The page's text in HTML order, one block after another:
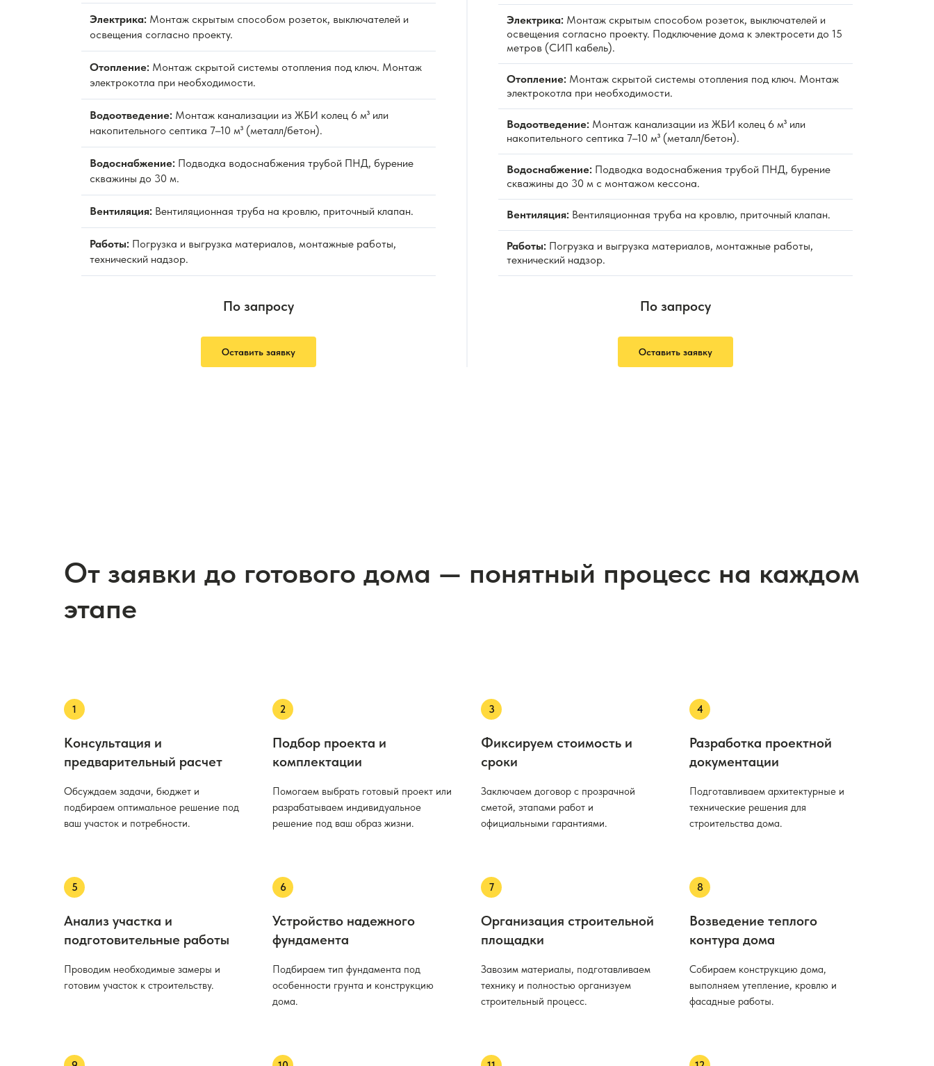
Электрика: Монтаж скрытым способом розеток, выключателей и
освещения согласно проекту.
Отопление: Монтаж скрытой системы отопления под ключ. Монтаж
электрокотла при необходимости.
Водоотведение: Монтаж канализации из ЖБИ колец 6 м³ или
накопительного септика 7–10 м³ (металл/бетон).
Водоснабжение: Подводка водоснабжения трубой ПНД, бурение
скважины до 30 м.
Вентиляция: Вентиляционная труба на кровлю, приточный клапан.
Работы: Погрузка и выгрузка материалов, монтажные работы,
технический надзор.
По запросу
Оставить заявку
Электрика: Монтаж скрытым способом розеток, выключателей и
освещения согласно проекту. Подключение дома к электросети до 15
метров (СИП кабель).
Отопление: Монтаж скрытой системы отопления под ключ. Монтаж
электрокотла при необходимости.
Водоотведение: Монтаж канализации из ЖБИ колец 6 м³ или
накопительного септика 7–10 м³ (металл/бетон).
Водоснабжение: Подводка водоснабжения трубой ПНД, бурение
скважины до 30 м с монтажом кессона.
Вентиляция: Вентиляционная труба на кровлю, приточный клапан.
Работы: Погрузка и выгрузка материалов, монтажные работы,
технический надзор.
По запросу
Оставить заявку
От заявки до готового дома — понятный процесс на каждом
этапе
Консультация и
предварительный расчет
Обсуждаем задачи, бюджет и
подбираем оптимальное решение под
ваш участок и потребности.
Подбор проекта и
комплектации
Помогаем выбрать готовый проект или
разрабатываем индивидуальное
решение под ваш образ жизни.
Фиксируем стоимость и
сроки
Заключаем договор с прозрачной
сметой, этапами работ и
официальными гарантиями.
Разработка проектной
документации
Подготавливаем архитектурные и
технические решения для
строительства дома.
Анализ участка и
подготовительные работы
Проводим необходимые замеры и
готовим участок к строительству.
Устройство надежного
фундамента
Подбираем тип фундамента под
особенности грунта и конструкцию
дома.
Организация строительной
площадки
Завозим материалы, подготавливаем
технику и полностью организуем
строительный процесс.
Возведение теплого
контура дома
Собираем конструкцию дома,
выполняем утепление, кровлю и
фасадные работы.